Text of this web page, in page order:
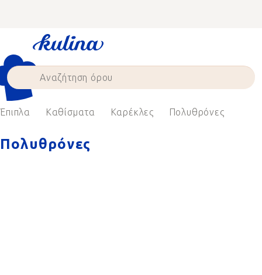
Έπιπλα Καθίσματα Καρέκλες Πολυθρόνες
Πολυθρόνες